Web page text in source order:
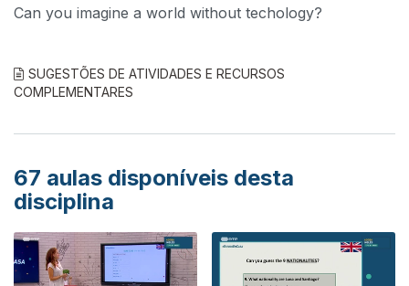
Can you imagine a world without techology?
SUGESTÕES DE ATIVIDADES E RECURSOS
COMPLEMENTARES
67 aulas disponíveis desta
disciplina